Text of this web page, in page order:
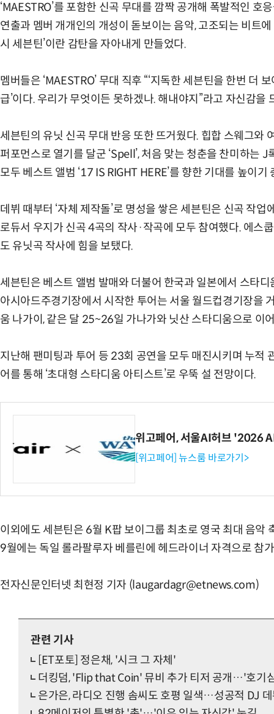
‘MAESTRO’를 포함한 신곡 무대를 깜짝 공개해 폭발적인 호
연출과 멤버 개개인의 개성이 돋보이는 음악, 고조되는 비트
시 세븐틴’이란 감탄을 자아내게 만들었다.
멤버들은 ‘MAESTRO’ 무대 직후 “‘지독한 세븐틴을 한번 더
급’이다. 우리가 무엇이든 못하겠나. 해내야지”라고 자신감을
세븐틴의 유닛 신곡 무대 반응 또한 뜨거웠다. 힙합 스웨그와
퍼포먼스로 열기를 달군 ‘Spell’, 처음 맞는 청춘을 찬미하는 J
모두 베스트 앨범 ‘17 IS RIGHT HERE’를 향한 기대를 높이기
데뷔 때부터 ‘자체 제작돌’로 명성을 쌓은 세븐틴은 신곡 작
로듀서 우지가 신곡 4곡의 작사·작곡에 모두 참여했다. 에스
도 유닛곡 작사에 힘을 보탰다.
세븐틴은 베스트 앨범 발매와 더불어 한국과 일본에서 스타
아시아드주경기장에서 시작한 투어는 서울 월드컵경기장을
움 나가이, 같은 달 25~26일 가나가와 닛산 스타디움으로 이
지난해 팬미팅과 투어 등 23회 공연을 모두 매진시키며 누적
어를 통해 ‘초대형 스타디움 아티스트’로 우뚝 설 전망이다.
위고페어, 서울AI허브 '2026
[위고페어] 뉴스룸 바로가기>
이외에도 세븐틴은 6월 K팝 보이그룹 최초로 영국 최대 음악
9월에는 독일 롤라팔루자 베를린에 헤드라이너 자격으로 참
전자신문인터넷 최현정 기자 (laugardagr@etnews.com)
관련 기사
[ET포토] 정은채, '시크 그 자체'
더킹덤, 'Flip that Coin' 뮤비 추가 티저 공개…'호기
은가은, 라디오 진행 솜씨도 호평 일색…성공적 DJ